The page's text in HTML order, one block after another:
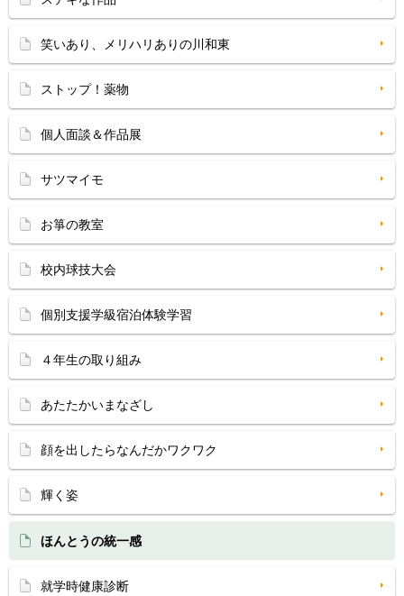
笑いあり、メリハリありの川和東
ストップ！薬物
個人面談＆作品展
サツマイモ
お箏の教室
校内球技大会
個別支援学級宿泊体験学習
４年生の取り組み
あたたかいまなざし
顔を出したらなんだかワクワク
輝く姿
ほんとうの統一感
就学時健康診断